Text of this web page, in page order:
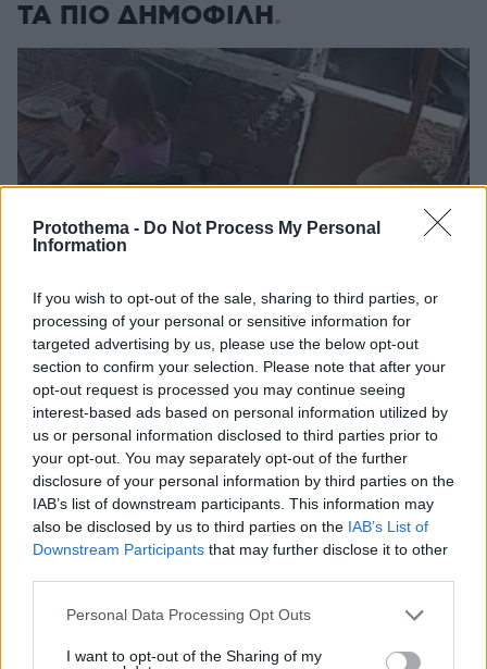
Protothema - Do Not Process My Personal
Information
If you wish to opt-out of the sale, sharing to third parties, or
processing of your personal or sensitive information for
targeted advertising by us, please use the below opt-out
section to confirm your selection. Please note that after your
opt-out request is processed you may continue seeing
interest-based ads based on personal information utilized by
us or personal information disclosed to third parties prior to
your opt-out. You may separately opt-out of the further
disclosure of your personal information by third parties on the
IAB’s list of downstream participants. This information may
also be disclosed by us to third parties on the IAB’s List of
Downstream Participants that may further disclose it to other
Please note that this website/app uses one or more Google
not limited to your visit or usage behaviour. You may click to
Personal Data Processing Opt Outs
I want to opt-out of the Sharing of my
ΤΑ ΠΙΟ ΔΗΜΟΦΙΛΗ
«Πόσα θέλεις για το κορίτσι;»: Τουρίστας στην
07.08.2026, 18:22